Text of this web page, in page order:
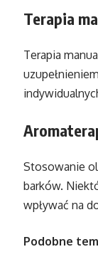
Terapia
Terapia
Stosowanie
barków.
wpływać na
Podobne